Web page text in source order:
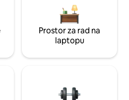
Prostor za rad na
laptopu